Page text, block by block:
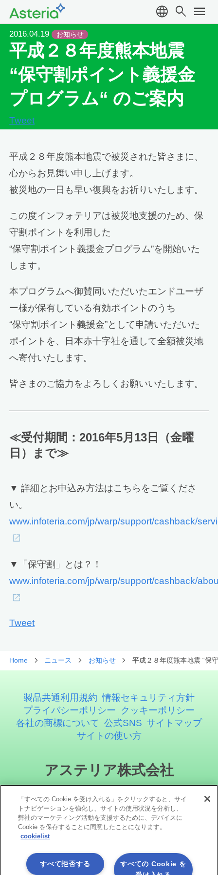
language search menu
2016.04.19 お知らせ
平成２８年度熊本地震
“保守割ポイント義援金
プログラム“ のご案内
Tweet
平成２８年度熊本地震で被災された皆さまに、
心からお見舞い申し上げます。
被災地の一日も早い復興をお祈りいたします。
この度インフォテリアは被災地支援のため、保
守割ポイントを利用した
“保守割ポイント義援金プログラム”を開始いた
します。
本プログラムへ御賛同いただいたエンドユーザ
ー様が保有している有効ポイントのうち
“保守割ポイント義援金”として申請いただいた
ポイントを、日本赤十字社を通して全額被災地
へ寄付いたします。
皆さまのご協力をよろしくお願いいたします。
≪受付期間：2016年5月13日（金曜
日）まで≫
▼ 詳細とお申込み方法はこちらをご覧くださ
い。
www.infoteria.com/jp/warp/support/cashback/
▼「保守割」とは？！
www.infoteria.com/jp/warp/support/cashback/
Tweet
Home ニュース お知らせ 平成２８年度熊本地震 “保
製品共通利用規約 情報セキュリティ方針
プライバシーポリシー
クッキーポリシー
各社の商標について 公式SNS サイトマップ
サイトの使い方
アステリア株式会社
ソーシャルメディア
「すべての Cookie を受け入れる」をクリックすると、サイ
トナビゲーションを強化し、サイトの使用状況を分析し、
弊社のマーケティング活動を支援するために、デバイスに
Cookie を保存することに同意したことになります。
cookielist
すべての Cookie を
すべて拒否する